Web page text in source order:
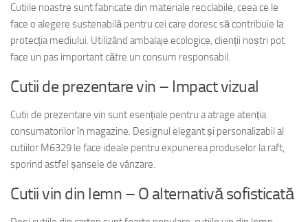
Cutiile noastre sunt fabricate din materiale reciclabile, ceea ce le
face o alegere sustenabilă pentru cei care doresc să contribuie la
protecția mediului. Utilizând ambalaje ecologice, clienții noștri pot
face un pas important către un consum responsabil.
Cutii de prezentare vin – Impact vizual
Cutii de prezentare vin sunt esențiale pentru a atrage atenția
consumatorilor în magazine. Designul elegant și personalizabil al
cutiilor M6329 le face ideale pentru expunerea produselor la raft,
sporind astfel șansele de vânzare.
Cutii vin din lemn – O alternativă sofisticată